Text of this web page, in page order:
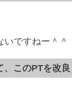
いですねー＾＾
このPTを改